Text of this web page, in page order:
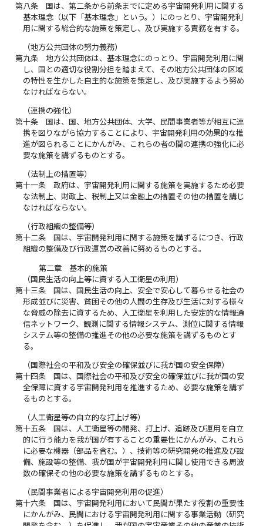
第八条
国は、第二条から前条までに定める宇宙開発利用に関する
基本理念（以下「基本理念」という。）にのっとり、宇宙開発利
用に関する総合的な施策を策定し、及び実施する責務を有する。
（地方公共団体の努力義務）
第九条
地方公共団体は、基本理念にのっとり、宇宙開発利用に関
し、国との適切な役割分担を踏まえて、その地方公共団体の区域
の特性を生かした自主的な施策を策定し、及び実施するよう努め
なければならない。
（連携の強化）
第十条
国は、国、地方公共団体、大学、民間事業者等が相互に連
携を図りながら協力することにより、宇宙開発利用の効果的な推
進が図られることにかんがみ、これらの者の間の連携の強化に必
要な施策を講ずるものとする。
（法制上の措置等）
第十一条
政府は、宇宙開発利用に関する施策を実施するため必要
な法制上、財政上、税制上又は金融上の措置その他の措置を講じ
なければならない。
（行政組織の整備等）
第十二条
国は、宇宙開発利用に関する施策を講ずるにつき、行政
組織の整備及び行政運営の改善に努めるものとする。
第二章 基本的施策
（国民生活の向上等に資する人工衛星の利用）
第十三条
国は、国民生活の向上、安全で安心して暮らせる社会の
形成並びに災害、貧困その他の人間の生存及び生活に対する様々
な脅威の除去に資するため、人工衛星を利用した安定的な情報通
信ネットワーク、観測に関する情報システム、測位に関する情報
システム等の整備の推進その他の必要な施策を講ずるものとす
る。
（国際社会の平和及び安全の確保並びに我が国の安全保障）
第十四条
国は、国際社会の平和及び安全の確保並びに我が国の安
全保障に資する宇宙開発利用を推進するため、必要な施策を講ず
るものとする。
（人工衛星等の自立的な打上げ等）
第十五条
国は、人工衛星等の開発、打上げ、追跡及び運用を自立
的に行う能力を我が国が有することの重要性にかんがみ、これら
に必要な機器（部品を含む。）、技術等の研究開発の推進及び設
備、施設等の整備、我が国が宇宙開発利用に関し使用できる周波
数の確保その他の必要な施策を講ずるものとする。
（民間事業者による宇宙開発利用の促進）
第十六条
国は、宇宙開発利用において民間が果たす役割の重要性
にかんがみ、民間における宇宙開発利用に関する事業活動（研究